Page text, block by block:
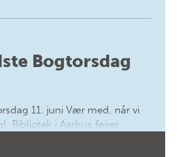
Bogtorsdag
11. juni Vær med, når vi
Bibliotek i Aarhus fejrer